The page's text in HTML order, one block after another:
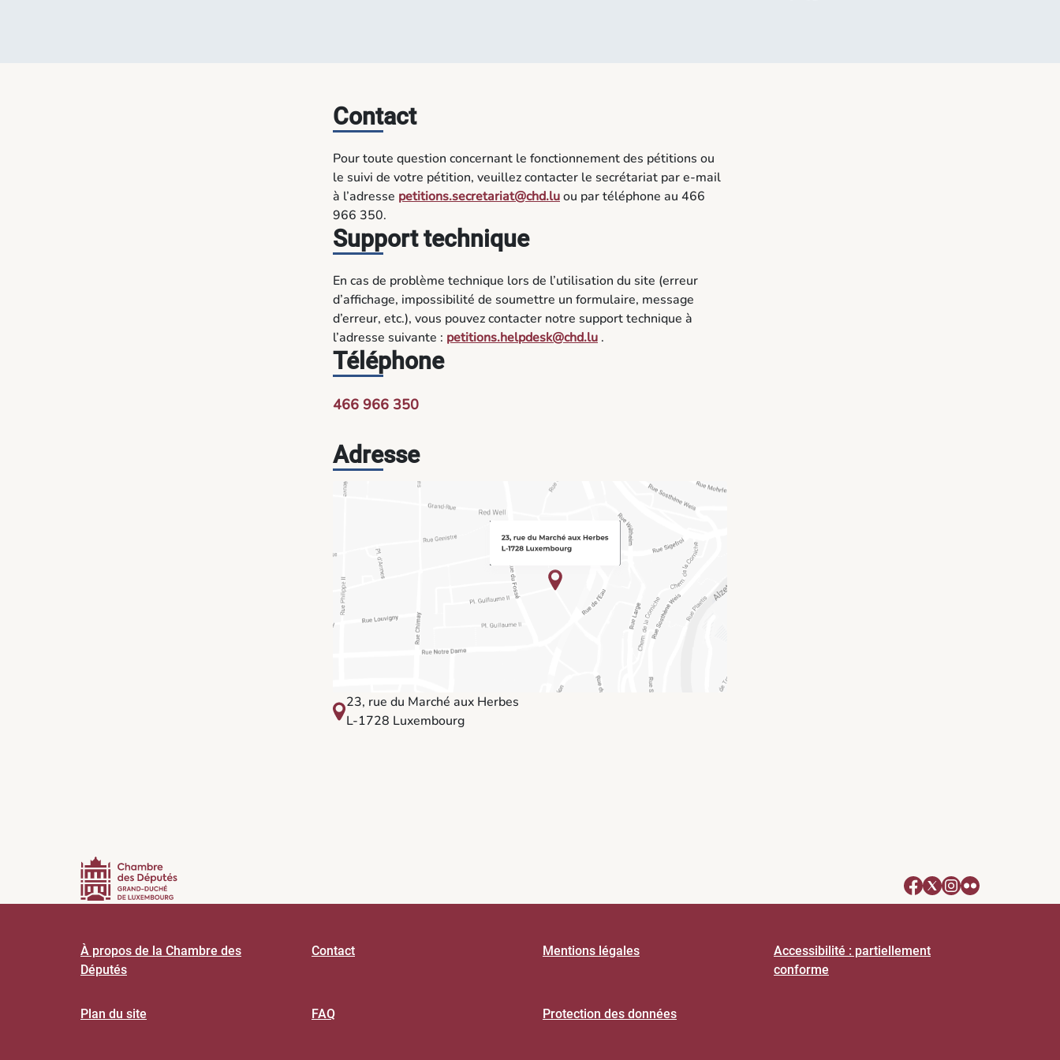
Contact
Pour toute question concernant le fonctionnement des pétitions ou
le suivi de votre pétition, veuillez contacter le secrétariat par e-mail
à l’adresse petitions.secretariat@chd.luou par téléphone au 466
966 350.
Support technique
En cas de problème technique lors de l’utilisation du site (erreur
d’affichage, impossibilité de soumettre un formulaire, message
d’erreur, etc.), vous pouvez contacter notre support technique à
l’adresse suivante : petitions.helpdesk@chd.lu .
Téléphone
466 966 350
Adresse
23, rue du Marché aux Herbes
L-1728 Luxembourg
À propos de la Chambre des
Députés
Contact Mentions légales
Accessibilité : partiellement
conforme
Plan du site FAQ Protection des données